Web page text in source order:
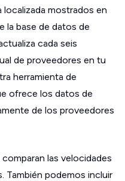
mostrados en
la base de datos de
cada seis
de proveedores en tu
herramienta de
ofrece los datos de
de los proveedores
las velocidades
También podemos incluir